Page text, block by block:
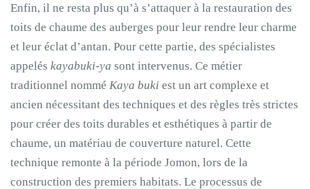
Enfin, il ne resta plus qu’à s’attaquer à la restauration des
toits de chaume des auberges pour leur rendre leur charme
et leur éclat d’antan. Pour cette partie, des spécialistes
appelés kayabuki-ya sont intervenus. Ce métier
traditionnel nommé Kaya buki est un art complexe et
ancien nécessitant des techniques et des règles très strictes
pour créer des toits durables et esthétiques à partir de
chaume, un matériau de couverture naturel. Cette
technique remonte à la période Jomon, lors de la
construction des premiers habitats. Le processus de